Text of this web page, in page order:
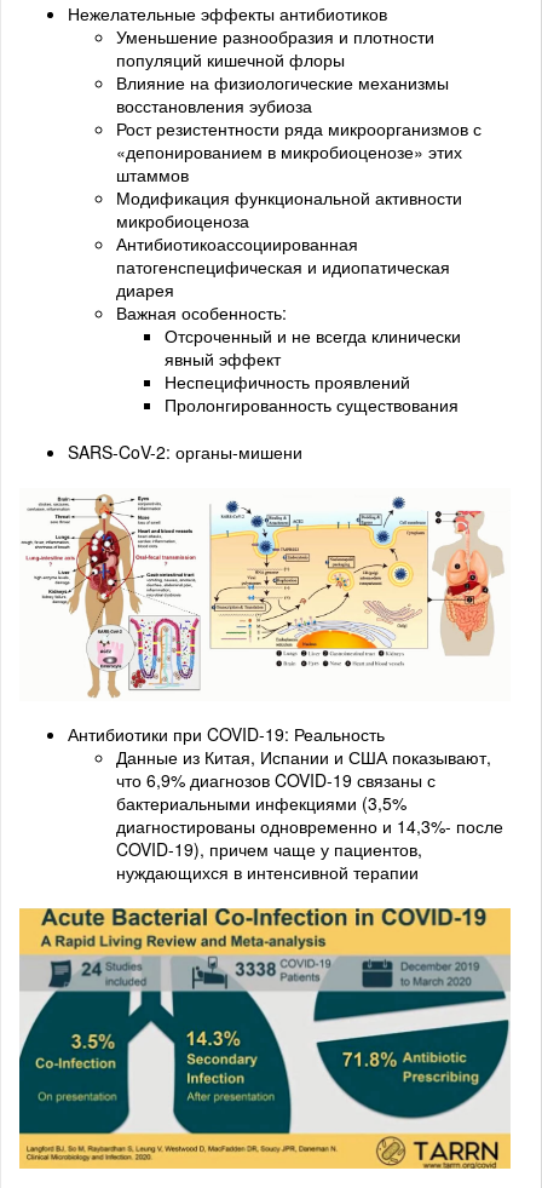
Нежелательные эффекты антибиотиков
Уменьшение разнообразия и плотности
популяций кишечной флоры
Влияние на физиологические механизмы
восстановления эубиоза
Рост резистентности ряда микроорганизмов с
«депонированием в микробиоценозе» этих
штаммов
Модификация функциональной активности
микробиоценоза
Антибиотикоассоциированная
патогенспецифическая и идиопатическая
диарея
Важная особенность:
Отсроченный и не всегда клинически
явный эффект
Неспецифичность проявлений
Пролонгированность существования
SARS-CoV-2: органы-мишени
Антибиотики при COVID-19: Реальность
Данные из Китая, Испании и США показывают,
что 6,9% диагнозов COVID-19 связаны с
бактериальными инфекциями (3,5%
диагностированы одновременно и 14,3%- после
COVID-19), причем чаще у пациентов,
нуждающихся в интенсивной терапии